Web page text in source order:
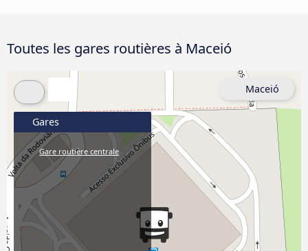
Toutes les gares routières à Maceió
Gares
Gare routière centrale
Maceió